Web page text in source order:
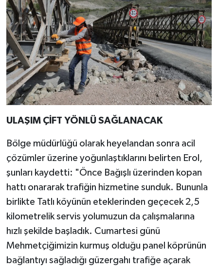
ULAŞIM ÇİFT YÖNLÜ SAĞLANACAK
Bölge müdürlüğü olarak heyelandan sonra acil
çözümler üzerine yoğunlaştıklarını belirten Erol,
şunları kaydetti: "Önce Bağışlı üzerinden kopan
hattı onararak trafiğin hizmetine sunduk. Bununla
birlikte Tatlı köyünün eteklerinden geçecek 2,5
kilometrelik servis yolumuzun da çalışmalarına
hızlı şekilde başladık. Cumartesi günü
Mehmetçiğimizin kurmuş olduğu panel köprünün
bağlantıyı sağladığı güzergahı trafiğe açarak